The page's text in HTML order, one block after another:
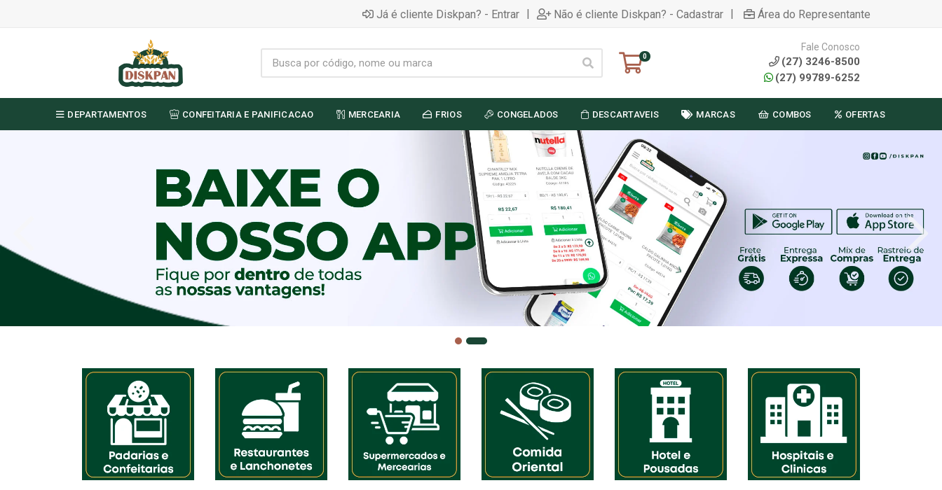
Já é cliente Diskpan? - Entrar | Não é cliente Diskpan? - Cadastrar | Área do Representante
0
Fale Conosco
(27) 3246-8500
(27) 99789-6252
DEPARTAMENTOS CONFEITARIA E PANIFICACAO MERCEARIA FRIOS CONGELADOS DESCARTAVEIS MARCAS COMBOS OFERTAS